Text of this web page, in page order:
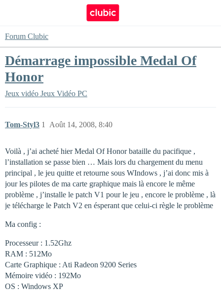
Forum Clubic
Démarrage impossible Medal Of
Honor
Jeux vidéo Jeux Vidéo PC
Tom-Styl3 Août 14, 2008, 8:40
1
Voilà , j’ai acheté hier Medal Of Honor bataille du pacifique ,
l’installation se passe bien … Mais lors du chargement du menu
principal , le jeu quitte et retourne sous WIndows , j’ai donc mis à
jour les pilotes de ma carte graphique mais là encore le même
problème , j’installe le patch V1 pour le jeu , encore le problème , là
je télécharge le Patch V2 en ésperant que celui-ci règle le problème
Ma config :
Processeur : 1.52Ghz
RAM : 512Mo
Carte Graphique : Ati Radeon 9200 Series
Mémoire vidéo : 192Mo
OS : Windows XP